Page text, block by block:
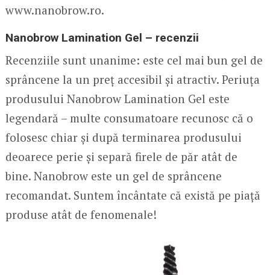
www.nanobrow.ro.
Nanobrow Lamination Gel – recenzii
Recenziile sunt unanime: este cel mai bun gel de
sprâncene la un preț accesibil și atractiv. Periuța
produsului Nanobrow Lamination Gel este
legendară – multe consumatoare recunosc că o
folosesc chiar și după terminarea produsului
deoarece perie și separă firele de păr atât de
bine. Nanobrow este un gel de sprâncene
recomandat. Suntem încântate că există pe piață
produse atât de fenomenale!